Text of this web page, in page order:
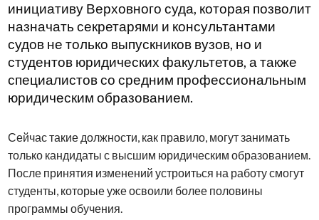
инициативу Верховного суда, которая позволит
назначать секретарями и консультантами
судов не только выпускников вузов, но и
студентов юридических факультетов, а также
специалистов со средним профессиональным
юридическим образованием.
Сейчас такие должности, как правило, могут занимать
только кандидаты с высшим юридическим образованием.
После принятия изменений устроиться на работу смогут
студенты, которые уже освоили более половины
программы обучения.